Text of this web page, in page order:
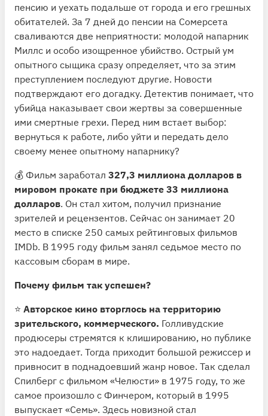
пенсию и уехать подальше от города и его грешных
обитателей. За 7 дней до пенсии на Сомерсета
сваливаются две неприятности: молодой напарник
Миллс и особо изощренное убийство. Острый ум
опытного сыщика сразу определяет, что за этим
преступлением последуют другие. Новости
подтверждают его догадку. Детектив понимает, что
убийца наказывает свои жертвы за совершенные
ими смертные грехи. Перед ним встает выбор:
вернуться к работе, либо уйти и передать дело
своему менее опытному напарнику?
💰 Фильм заработал 327,3 миллиона долларов в
мировом прокате при бюджете 33 миллиона
долларов. Он стал хитом, получил признание
зрителей и рецензентов. Сейчас он занимает 20
место в списке 250 самых рейтинговых фильмов
IMDb. В 1995 году фильм занял седьмое место по
кассовым сборам в мире.
Почему фильм так успешен?
⭐️ Авторское кино вторглось на территорию
зрительского, коммерческого. Голливудские
продюсеры стремятся к клишированию, но публике
это надоедает. Тогда приходит большой режиссер и
привносит в поднадоевший жанр новое. Так сделал
Спилберг с фильмом «Челюсти» в 1975 году, то же
самое произошло с Финчером, который в 1995
выпускает «Семь». Здесь новизной стал